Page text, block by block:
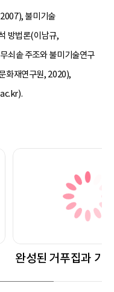
불미기술
방법론(이남규,
쇠솥 주조와 불미기술연구
화재연구원, 2020),
완성된 거푸집과 가